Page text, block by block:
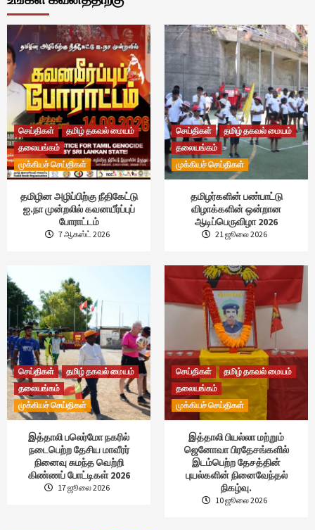
செய்திகள்
தமிழ் தகவல் மையம்
தலையங்கம்
முக்கியச் செய்திகள்
தமிழின அழிப்பிற்கு நீதிகேட்டு
ஐ.நா முன்றலில் கவனயீர்ப்புப்
போராட்டம்
7 ஆகஸ்ட் 2026
செய்திகள்
தமிழ் தகவல் மையம்
தலையங்கம்
முக்கியச் செய்திகள்
தமிழர்களின் பண்பாட்டு
விழாக்களின் ஒன்றான
ஆடிப்பெருவிழா 2026
21 ஜூலை 2026
செய்திகள்
தமிழ் தகவல் மையம்
தலையங்கம்
முக்கியச் செய்திகள்
இத்தாலி பலெர்மோ நகரில்
நடைபெற்ற தேசிய மாவீரர்
நினைவு சுமந்த வெற்றி
கிண்ணப் போட்டிகள் 2026
17 ஜூலை 2026
செய்திகள்
தமிழ் தகவல் மையம்
தலையங்கம்
முக்கியச் செய்திகள்
இத்தாலி பியல்லா மற்றும்
ஜெனோவா பிரதேசங்களில்
இடம்பெற்ற தேசத்தின்
புயல்களின் நினைவேந்தல்
நிகழ்வு.
10 ஜூலை 2026